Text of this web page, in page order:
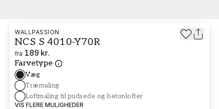
WALLPASSION
NCS S 4010-Y70R
fra 189 kr.
Farvetype
Væg
Træmaling
Loftmaling til pudsede og betonlofter
VIS FLERE MULIGHEDER